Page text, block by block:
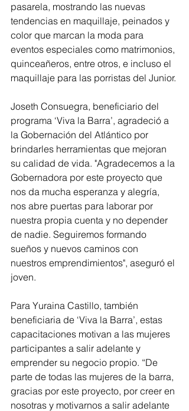
pasarela, mostrando las nuevas
tendencias en maquillaje, peinados y
color que marcan la moda para
eventos especiales como matrimonios,
quinceañeros, entre otros, e incluso el
maquillaje para las porristas del Junior.
Joseth Consuegra, beneficiario del
programa ‘Viva la Barra’, agradeció a
la Gobernación del Atlántico por
brindarles herramientas que mejoran
su calidad de vida. "Agradecemos a la
Gobernadora por este proyecto que
nos da mucha esperanza y alegría,
nos abre puertas para laborar por
nuestra propia cuenta y no depender
de nadie. Seguiremos formando
sueños y nuevos caminos con
nuestros emprendimientos", aseguró el
joven.
Para Yuraina Castillo, también
beneficiaria de ‘Viva la Barra’, estas
capacitaciones motivan a las mujeres
participantes a salir adelante y
emprender su negocio propio. “De
parte de todas las mujeres de la barra,
gracias por este proyecto, por creer en
nosotras y motivarnos a salir adelante